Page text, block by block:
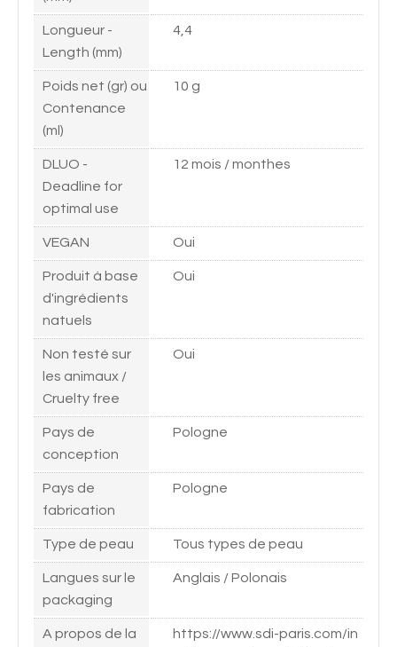
Longueur -
Length (mm)
4,4
Poids net (gr) ou
Contenance
(ml)
10 g
DLUO -
Deadline for
optimal use
12 mois / monthes
VEGAN Oui
Produit à base
d'ingrédients
natuels
Oui
Non testé sur
les animaux /
Cruelty free
Oui
Pays de
conception
Pologne
Pays de
fabrication
Pologne
Type de peau Tous types de peau
Langues sur le
packaging
Anglais / Polonais
A propos de la
https://www.sdi-paris.com/in